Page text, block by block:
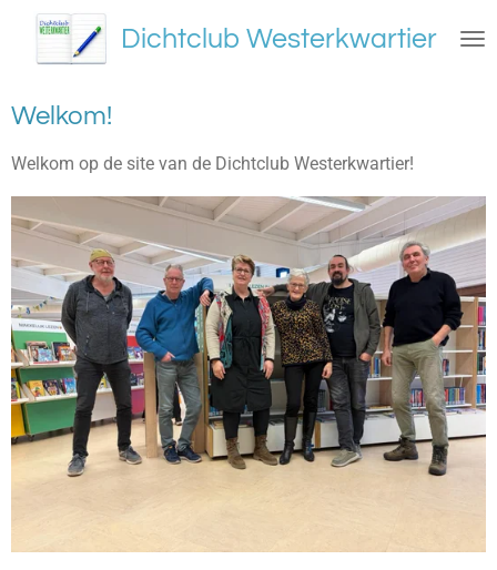
de
hoofdinhoud
Dichtclub Westerkwartier
Welkom!
Welkom op de site van de Dichtclub Westerkwartier!